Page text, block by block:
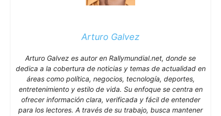
Arturo Galvez
Arturo Galvez es autor en Rallymundial.net, donde se
dedica a la cobertura de noticias y temas de actualidad en
áreas como política, negocios, tecnología, deportes,
entretenimiento y estilo de vida. Su enfoque se centra en
ofrecer información clara, verificada y fácil de entender
para los lectores. A través de su trabajo, busca mantener